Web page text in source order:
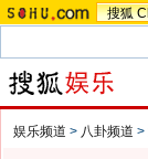
搜狐
娱乐频道 > 八卦频道 >